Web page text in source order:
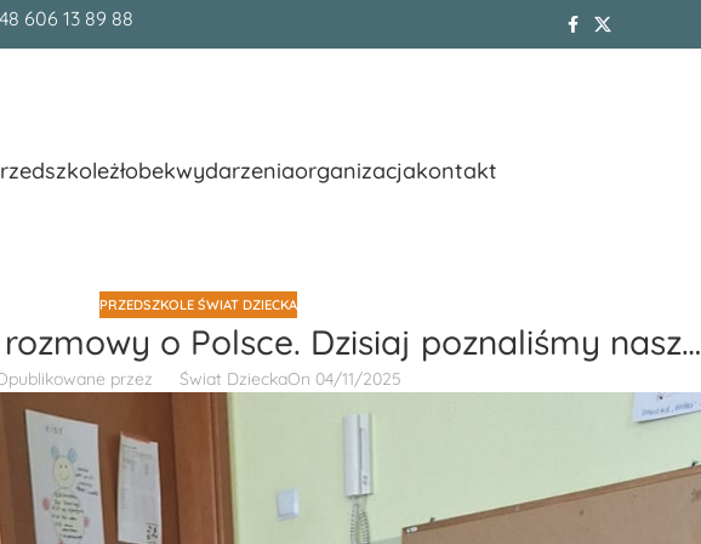
606 13 89 88
żłobekwydarzeniaorganizacjakontakt
PRZEDSZKOLE ŚWIAT DZIECKA
o Polsce. Dzisiaj poznaliśmy nasz…
przez Świat DzieckaOn 04/11/2025